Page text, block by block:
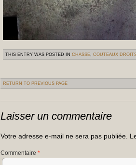
THIS ENTRY WAS POSTED IN CHASSE, COUTEAUX
RETURN TO PREVIOUS PAGE
Laisser un commentaire
Votre adresse e-mail ne sera pas publiée.
Commentaire *